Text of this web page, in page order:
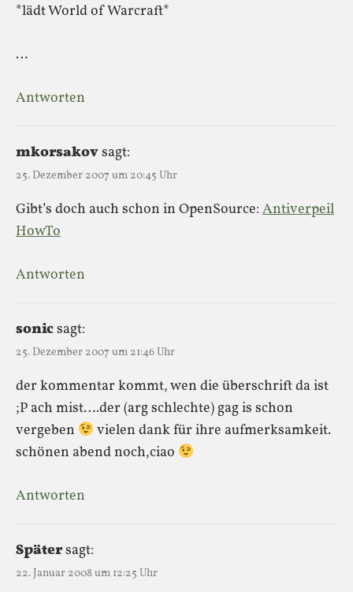
*lädt World of Warcraft*
…
Antworten
mkorsakovsagt:
25. Dezember 2007 um 20:45 Uhr
Gibt’s doch auch schon in OpenSource: Antiverpeil
HowTo
Antworten
sonicsagt:
25. Dezember 2007 um 21:46 Uhr
der kommentar kommt, wen die überschrift da ist
;P ach mist….der (arg schlechte) gag is schon
vergeben
vielen dank für ihre aufmerksamkeit.
schönen abend noch,ciao
Antworten
Spätersagt:
22. Januar 2008 um 12:25 Uhr